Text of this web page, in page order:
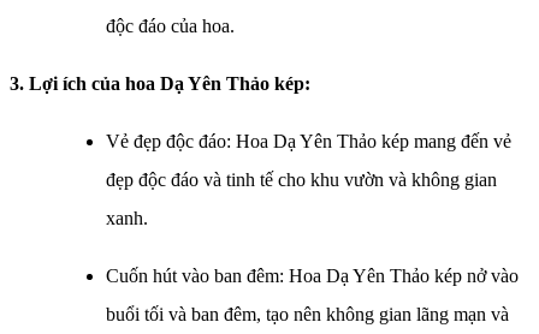
độc đáo của hoa.
3. Lợi ích của hoa Dạ Yên Thảo kép:
Vẻ đẹp độc đáo: Hoa Dạ Yên Thảo kép mang đến vẻ
đẹp độc đáo và tinh tế cho khu vườn và không gian
xanh.
Cuốn hút vào ban đêm: Hoa Dạ Yên Thảo kép nở vào
buổi tối và ban đêm, tạo nên không gian lãng mạn và